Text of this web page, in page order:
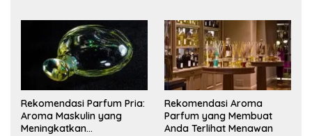
Rekomendasi Parfum Pria:
Aroma Maskulin yang
Meningkatkan
Rekomendasi Aroma
Parfum yang Membuat
Anda Terlihat Menawan